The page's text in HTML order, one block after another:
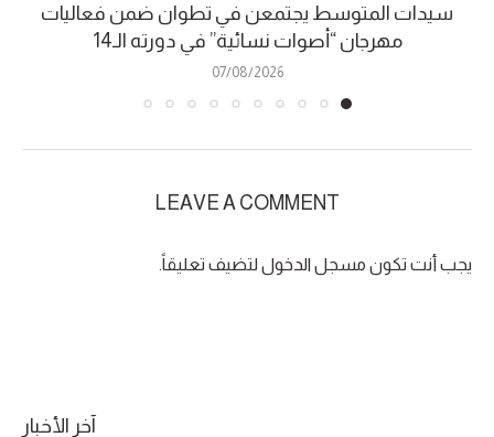
سيدات المتوسط يجتمعن في تطوان ضمن فعاليات
مهرجان “أصوات نسائية” في دورته الـ14
07/08/2026
LEAVE A COMMENT
يجب أنت تكون مسجل الدخول لتضيف تعليقاً.
آخر الأخبار